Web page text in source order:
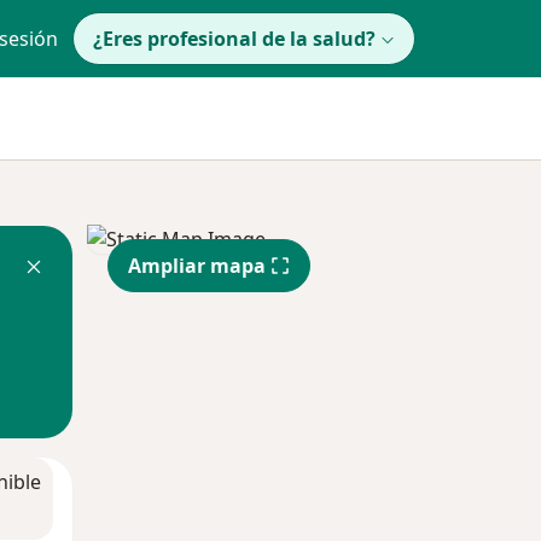
¿Eres profesional de la salud?
Ampliar mapa